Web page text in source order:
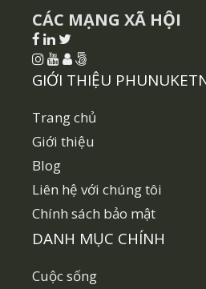
CÁC MẠNG XÃ HỘI
GIỚI THIỆU
Trang chủ
Giới thiệu
Blog
Liên hệ với chúng tôi
Chính sách bảo mật
DANH MỤC CHÍNH
Cuộc sống